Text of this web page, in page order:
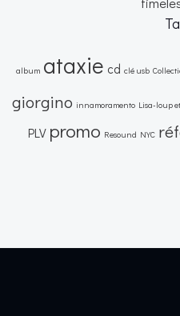
album ataxie cd clé usb
giorgino innamoramento Lisa-loup
PLV promo Resound NYC